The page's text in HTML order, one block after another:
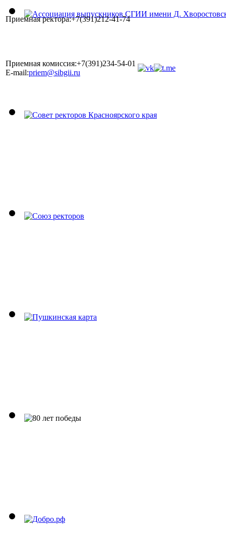
Приемная ректора:+7(391)212-41-74
Приемная комиссия:+7(391)234-54-01
E-mail:priem@sibgii.ru